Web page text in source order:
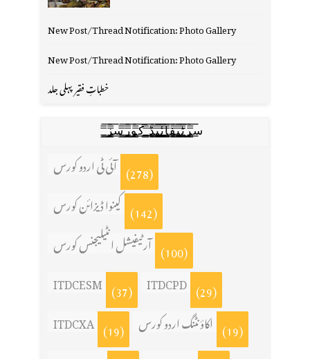
New Post/Thread Notification: Photo Gallery
New Post/Thread Notification: Photo Gallery
خطباتِ فقیر پہلی جلد
س̳̿͟͞ر̳̿͟͞ٹ̳̿͟͞ی̳̿͟͞ف̳̿͟͞ا̳̿͟͞ي̳̳̿ٔ̿͟͟͞͞ی̳̿͟͞ڈ̳̿͟͞ ̳̿͟͞ک̳̿͟͞و̳̿͟͞ر̳̿͟͞س̳̿͟͞ز̳̿͟͞
آئی ٹی اردو کورس (278)
کینوا ڈیزائن کورس (142)
آرٹیفیشل انٹیلیجنس کورس (100)
ITDCESM (37) ITDCPD (29)
ITDCXA (19) اکاؤنٹنگ اردو کورس (19)